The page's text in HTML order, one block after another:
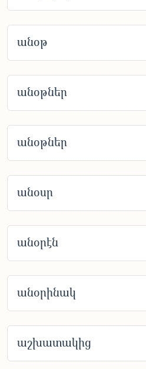
անօթ
անօթներ
անօթներ
անօսր
անօրէն
անօրինակ
աշխատակից